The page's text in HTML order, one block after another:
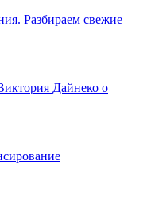
Разбираем свежие
Дайнеко о